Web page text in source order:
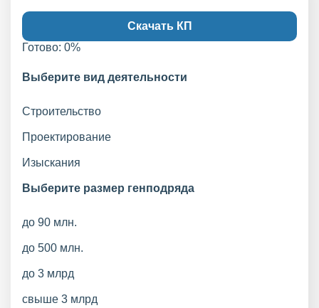
Скачать КП
Готово: 0%
Выберите вид деятельности
Строительство
Проектирование
Изыскания
Выберите размер генподряда
до 90 млн.
до 500 млн.
до 3 млрд
свыше 3 млрд